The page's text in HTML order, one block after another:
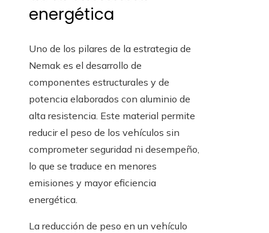
energética
Uno de los pilares de la estrategia de
Nemak es el desarrollo de
componentes estructurales y de
potencia elaborados con aluminio de
alta resistencia. Este material permite
reducir el peso de los vehículos sin
comprometer seguridad ni desempeño,
lo que se traduce en menores
emisiones y mayor eficiencia
energética.
La reducción de peso en un vehículo